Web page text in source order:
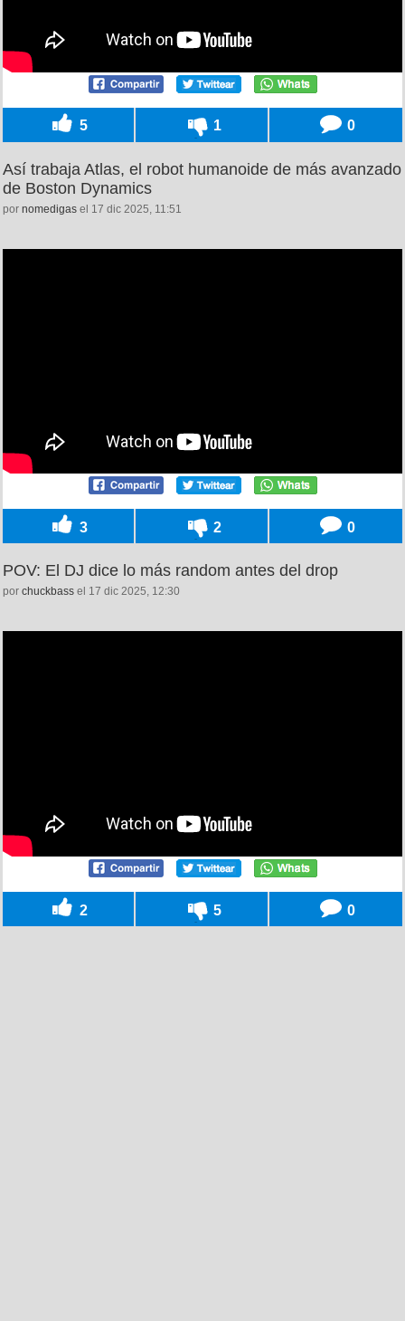
5 1 0
Así trabaja Atlas, el robot humanoide de más avanzado
de Boston Dynamics
por nomedigas el 17 dic 2025, 11:51
3 2 0
POV: El DJ dice lo más random antes del drop
por chuckbass el 17 dic 2025, 12:30
2 5 0